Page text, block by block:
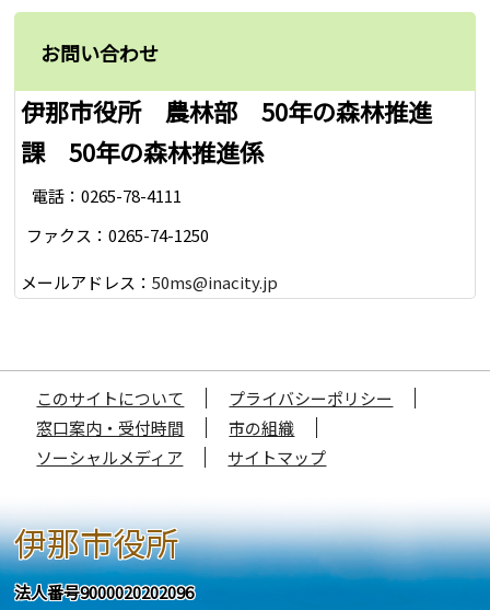
お問い合わせ
伊那市役所 農林部 50年の森林推進
課 50年の森林推進係
電話：0265-78-4111
ファクス：0265-74-1250
メールアドレス：50ms@inacity.jp
このサイトについて
プライバシーポリシー
窓口案内・受付時間
市の組織
ソーシャルメディア
サイトマップ
伊那市役所
法人番号9000020202096